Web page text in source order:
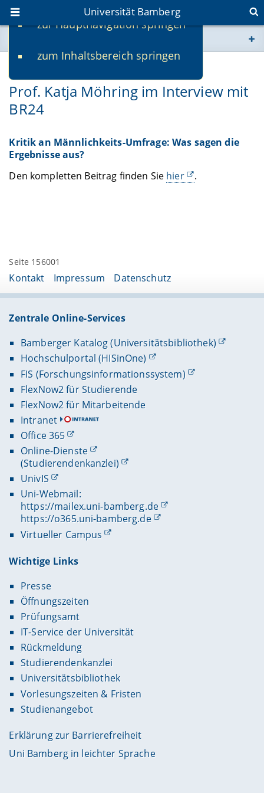
zur Hauptnavigation springen
zum Inhaltsbereich springen
Universität Bamberg
www.uni-bamberg.de
univis.uni-bamberg.de
Prof. Katja Möhring im Interview mit
BR24
Kritik an Männlichkeits-Umfrage: Was sagen die
Ergebnisse aus?
Den kompletten Beitrag finden Sie hier .
Seite 156001
Kontakt Impressum Datenschutz
Zentrale Online-Services
Bamberger Katalog (Universitätsbibliothek)
Hochschulportal (HISinOne)
FIS (Forschungsinformationssystem)
FlexNow2 für Studierende
FlexNow2 für Mitarbeitende
Intranet
Office 365
Online-Dienste
(Studierendenkanzlei)
UnivIS
Uni-Webmail:
https://mailex.uni-bamberg.de
https://o365.uni-bamberg.de
Virtueller Campus
Wichtige Links
Presse
Öffnungszeiten
Prüfungsamt
IT-Service der Universität
Rückmeldung
Studierendenkanzlei
Universitätsbibliothek
Vorlesungszeiten & Fristen
Studienangebot
Erklärung zur Barrierefreiheit
Uni Bamberg in leichter Sprache